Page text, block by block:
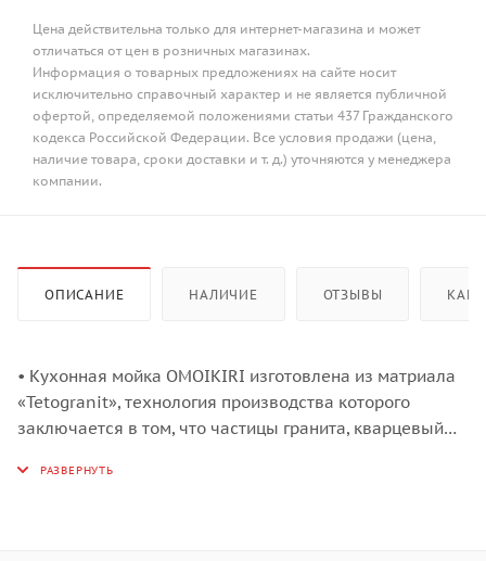
Цена действительна только для интернет-магазина и может
отличаться от цен в розничных магазинах.
Информация о товарных предложениях на сайте носит
исключительно справочный характер и не является публичной
офертой, определяемой положениями статьи 437 Гражданского
кодекса Российской Федерации. Все условия продажи (цена,
наличие товара, сроки доставки и т. д.) уточняются у менеджера
компании.
ОПИСАНИЕ НАЛИЧИЕ ОТЗЫВЫ КАК
• Кухонная мойка OMOIKIRI изготовлена из матриала
«Tetogranit», технология производства которого
заключается в том, что частицы гранита, кварцевый
и обжигают при высокой температуре. Далее, для